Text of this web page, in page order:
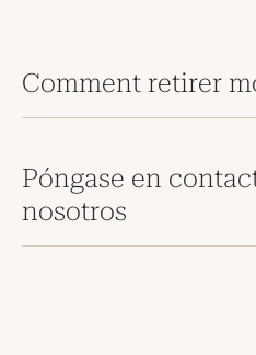
Comment retirer
Póngase en
nosotros